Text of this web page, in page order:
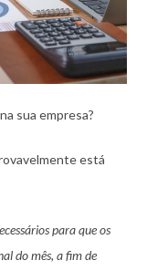
sua empresa?
está
para que os
do mês, a fim de